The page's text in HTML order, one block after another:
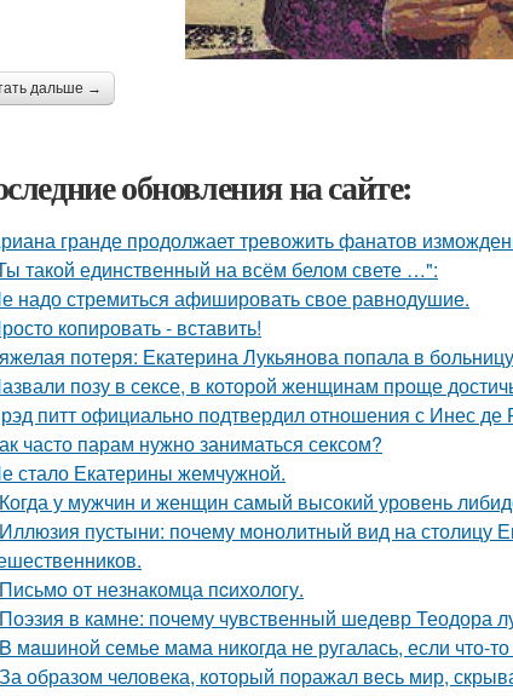
дальше →
обновления на сайте:
гранде продолжает тревожить фанатов
такой единственный на всём белом свете …":
надо стремиться афишировать свое равнодушие.
копировать - вставить!
потеря: Екатерина Лукьянова попала в
позу в сексе, в которой женщинам проще
питт официально подтвердил отношения с Инес де
часто парам нужно заниматься сексом?
стало Екатерины жемчужной.
Когда у мужчин и женщин самый высокий уровень
Иллюзия пустыни: почему монолитный вид на столицу
Письмo от незнакомца пcихологу.
Поэзия в камне: почему чувственный шедевр Теодора
B мaшиной семье мама никогда не ругалась, если что-
За образом человека, который поражал весь мир,